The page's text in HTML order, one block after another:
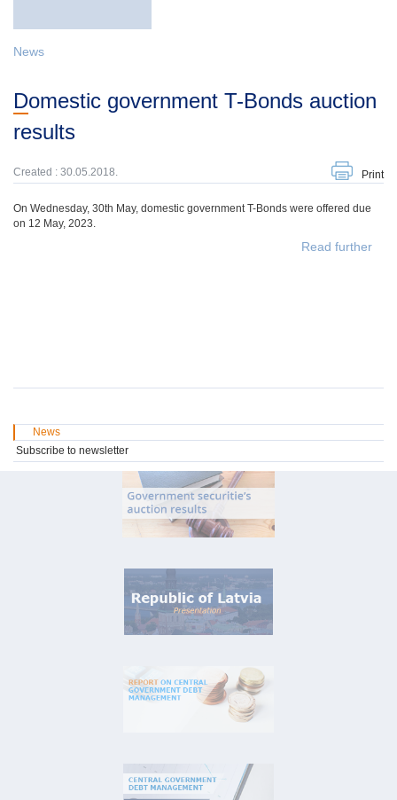
News
Domestic government T-Bonds auction
results
Created : 30.05.2018. Print
On Wednesday, 30th May, domestic government T-Bonds were offered due
on 12 May, 2023.
Read further
News
Subscribe to newsletter